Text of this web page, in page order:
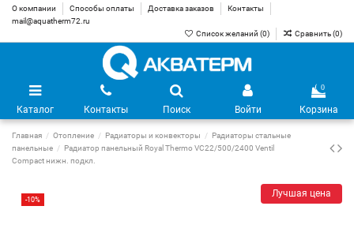
О компании Способы оплаты Доставка заказов
Контакты
mail@aquatherm72.ru
Список желаний (0) Сравнить (0)
Каталог Контакты Поиск Войти
0
Корзина
Главная Отопление Радиаторы и конвекторы
Радиаторы стальные
панельные
Радиатор панельный Royal Thermo VC22/500/2400 Ventil
Compact нижн. подкл.
-10%
Лучшая цена